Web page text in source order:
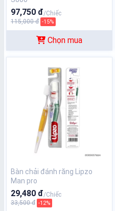
97,750 đ/Chiếc
115,000 đ -15%
Chọn mua
Bàn chải đánh răng Lipzo
Man pro
29,480 đ/Chiếc
33,500 đ -12%